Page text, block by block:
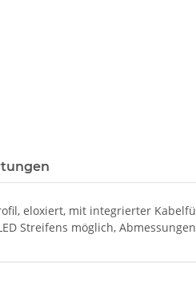
eloxiert, mit integrierter
Streifens möglich,